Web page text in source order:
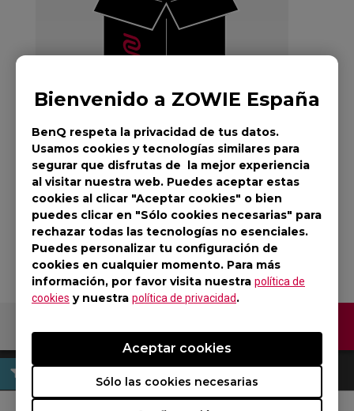
Bienvenido a ZOWIE España
BenQ respeta la privacidad de tus datos.
Usamos cookies y tecnologías similares para
segurar que disfrutas de la mejor experiencia
al visitar nuestra web. Puedes aceptar estas
cookies al clicar "Aceptar cookies" o bien
puedes clicar en "Sólo cookies necesarias" para
rechazar todas las tecnologías no esenciales.
Puedes personalizar tu configuración de
cookies en cualquier momento. Para más
información, por favor visita nuestra política de
cookies y nuestra política de privacidad.
Sólo las cookies necesarias
Aceptar cookies
EC2-A WHITE